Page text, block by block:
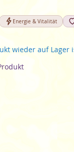
Energie & Vitalität
wieder auf Lager